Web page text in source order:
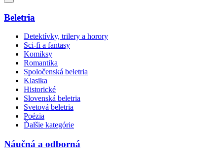
Beletria
Detektívky, trilery a horory
Sci-fi a fantasy
Komiksy
Romantika
Spoločenská beletria
Klasika
Historické
Slovenská beletria
Svetová beletria
Poézia
Ďalšie kategórie
Náučná a odborná